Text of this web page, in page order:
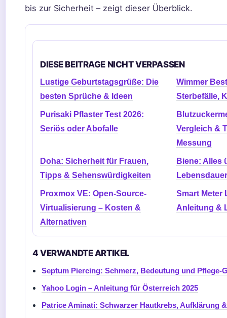
bis zur Sicherheit – zeigt dieser Überblick.
DIESE BEITRAGE NICHT VERPASSEN
Lustige Geburtstagsgrüße: Die
besten Sprüche & Ideen
Wimmer
Sterbefälle,
Purisaki Pflaster Test 2026:
Seriös oder Abofalle
Vergleich &
Messung
Doha: Sicherheit für Frauen,
Tipps & Sehenswürdigkeiten
Biene: Alles
Proxmox VE: Open-Source-
Virtualisierung – Kosten &
Alternativen
Smart Meter
Anleitung &
4 VERWANDTE ARTIKEL
Septum Piercing: Schmerz, Bedeutung und Pflege-
Yahoo Login – Anleitung für Österreich 2025
Patrice Aminati: Schwarzer Hautkrebs, Aufklärung